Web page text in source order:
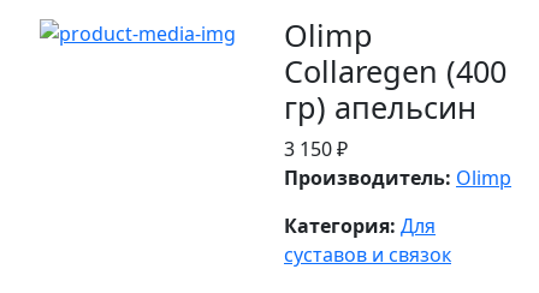
Olimp
Collaregen (400
гр) апельсин
3 150 ₽
Производитель: Olimp
Категория: Для
суставов и связок